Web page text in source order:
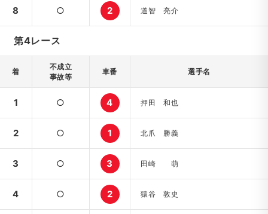
8 ○ 2 道智 亮介
第4レース
着
不成立
事故等
車番 選手名
1 ○ 4 押田 和也
2 ○ 1 北爪 勝義
3 ○ 3 田崎 萌
4 ○ 2 猿谷 敦史